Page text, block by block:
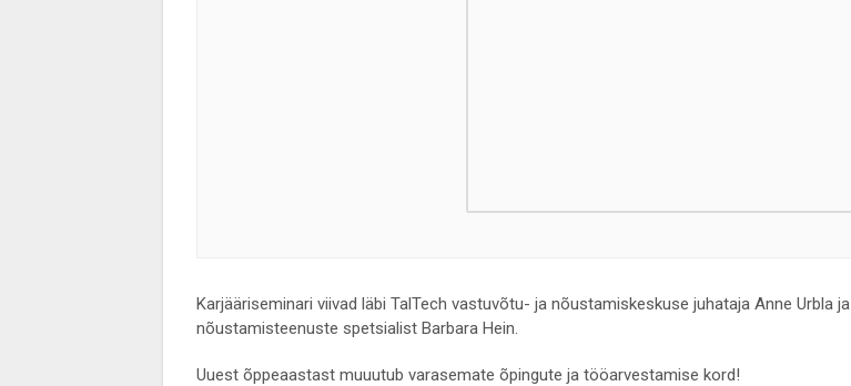
Karjääriseminari viivad läbi TalTech vastuvõtu- ja nõustamiskeskuse juhataja Anne Urbla ja
nõustamisteenuste spetsialist Barbara Hein.
Uuest õppeaastast muuutub varasemate õpingute ja tööarvestamise kord!